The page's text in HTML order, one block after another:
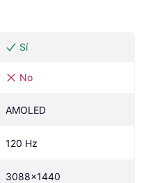
Sí
No
AMOLED
120 Hz
3088x1440